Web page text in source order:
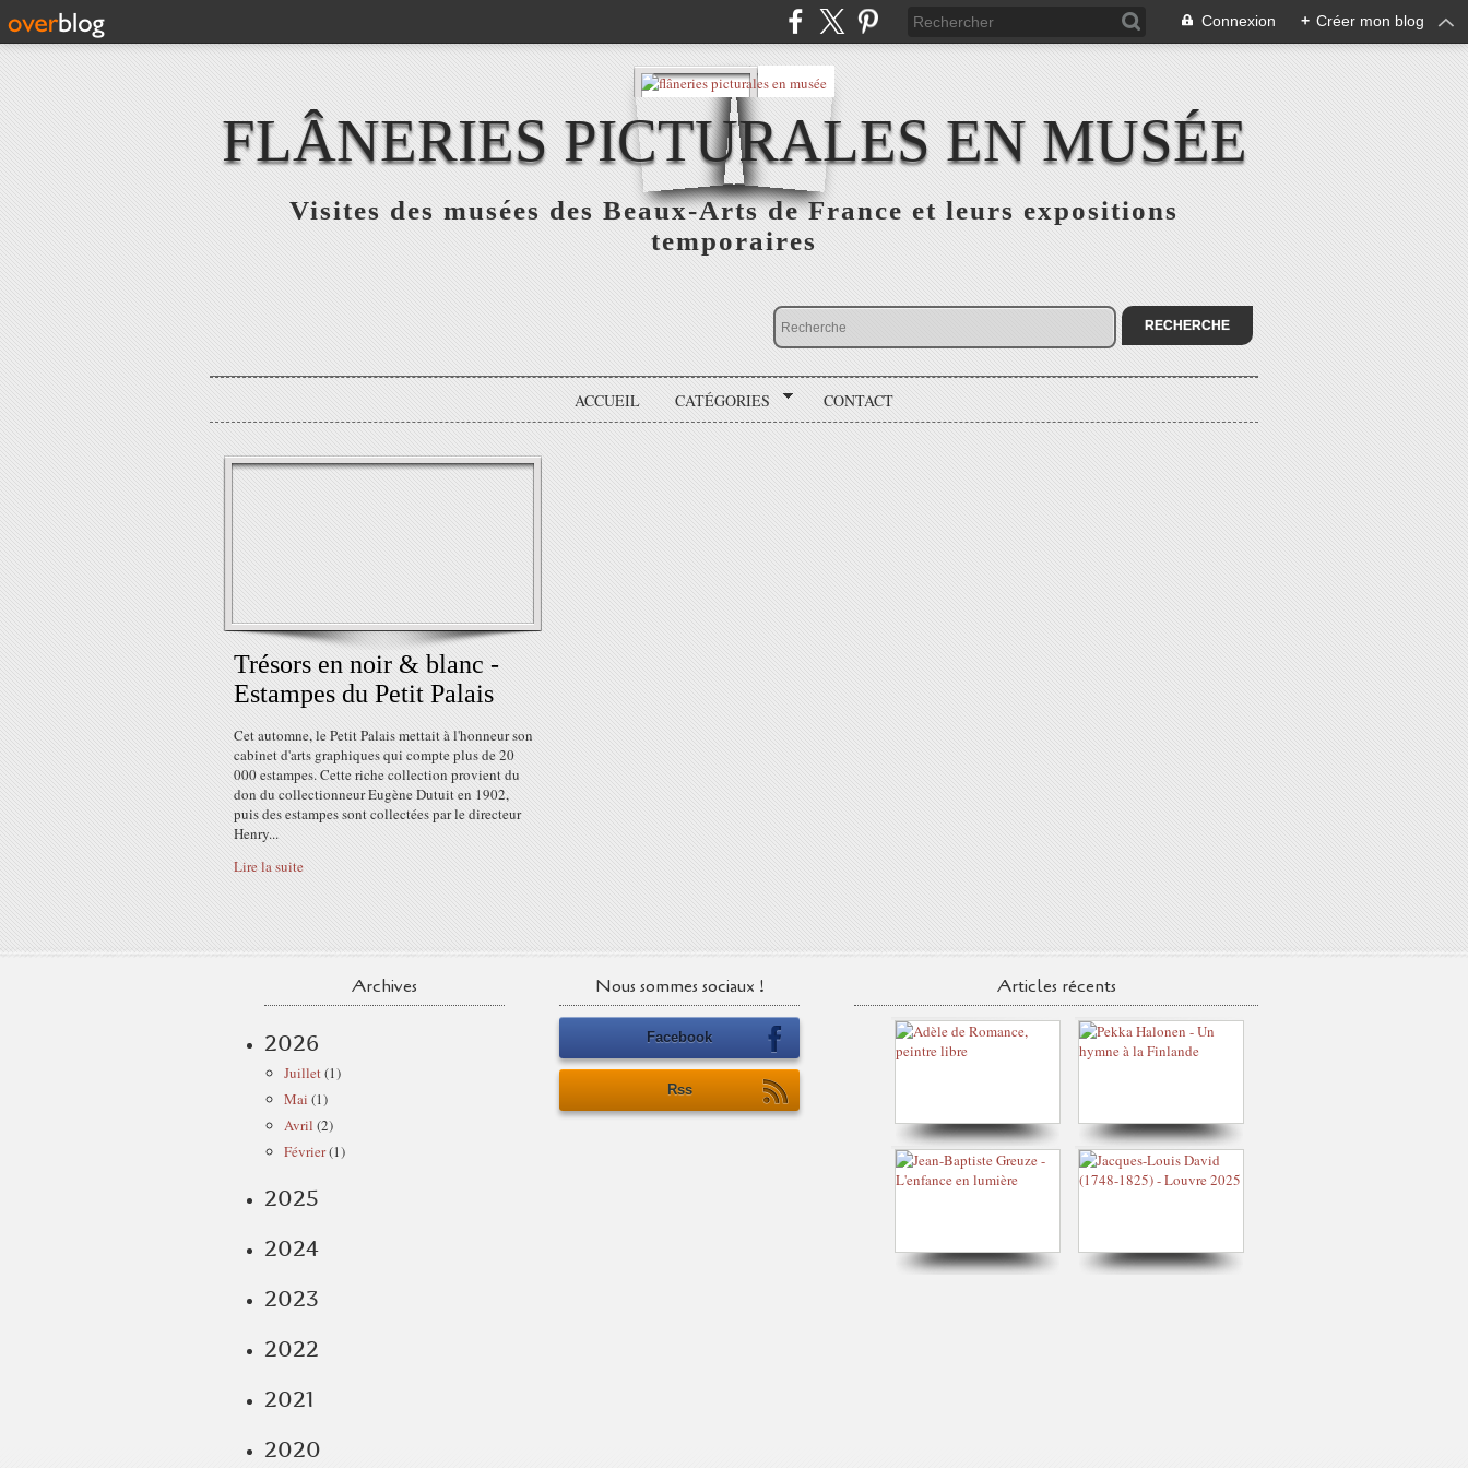
Connexion + Créer mon blog
FLÂNERIES PICTURALES EN MUSÉE
Visites des musées des Beaux-Arts de France et leurs expositions
temporaires
ACCUEIL CATÉGORIES CONTACT
Trésors en noir & blanc -
Estampes du Petit Palais
Cet automne, le Petit Palais mettait à l'honneur son
cabinet d'arts graphiques qui compte plus de 20
000 estampes. Cette riche collection provient du
don du collectionneur Eugène Dutuit en 1902,
puis des estampes sont collectées par le directeur
Henry...
Lire la suite
Archives
2026
Juillet(1)
Mai (1)
Avril (2)
Février(1)
2025
2024
2023
2022
2021
2020
Nous sommes sociaux !
Facebook
Rss
Articles récents